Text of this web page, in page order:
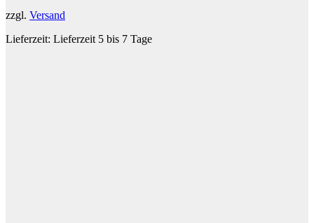
zzgl. Versand
Lieferzeit: Lieferzeit 5 bis 7 Tage